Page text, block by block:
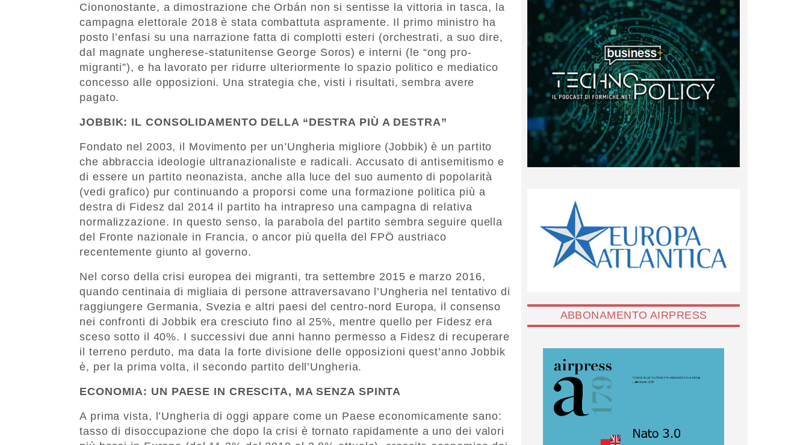
Ciononostante, a dimostrazione che Orbán non si sentisse la vittoria in tasca, la
campagna elettorale 2018 è stata combattuta aspramente. Il primo ministro ha
posto l’enfasi su una narrazione fatta di complotti esteri (orchestrati, a suo dire,
dal magnate ungherese-statunitense George Soros) e interni (le “ong pro-
migranti”), e ha lavorato per ridurre ulteriormente lo spazio politico e mediatico
concesso alle opposizioni. Una strategia che, visti i risultati, sembra avere
pagato.
JOBBIK: IL CONSOLIDAMENTO DELLA “DESTRA PIÙ A DESTRA”
Fondato nel 2003, il Movimento per un’Ungheria migliore (Jobbik) è un partito
che abbraccia ideologie ultranazionaliste e radicali. Accusato di antisemitismo e
di essere un partito neonazista, anche alla luce del suo aumento di popolarità
(vedi grafico) pur continuando a proporsi come una formazione politica più a
destra di Fidesz dal 2014 il partito ha intrapreso una campagna di relativa
normalizzazione. In questo senso, la parabola del partito sembra seguire quella
del Fronte nazionale in Francia, o ancor più quella del FPÖ austriaco
recentemente giunto al governo.
Nel corso della crisi europea dei migranti, tra settembre 2015 e marzo 2016,
quando centinaia di migliaia di persone attraversavano l’Ungheria nel tentativo di
raggiungere Germania, Svezia e altri paesi del centro-nord Europa, il consenso
nei confronti di Jobbik era cresciuto fino al 25%, mentre quello per Fidesz era
sceso sotto il 40%. I successivi due anni hanno permesso a Fidesz di recuperare
il terreno perduto, ma data la forte divisione delle opposizioni quest’anno Jobbik
è, per la prima volta, il secondo partito dell’Ungheria.
ECONOMIA: UN PAESE IN CRESCITA, MA SENZA SPINTA
A prima vista, l’Ungheria di oggi appare come un Paese economicamente sano:
tasso di disoccupazione che dopo la crisi è tornato rapidamente a uno dei valori
ABBONAMENTO AIRPRESS